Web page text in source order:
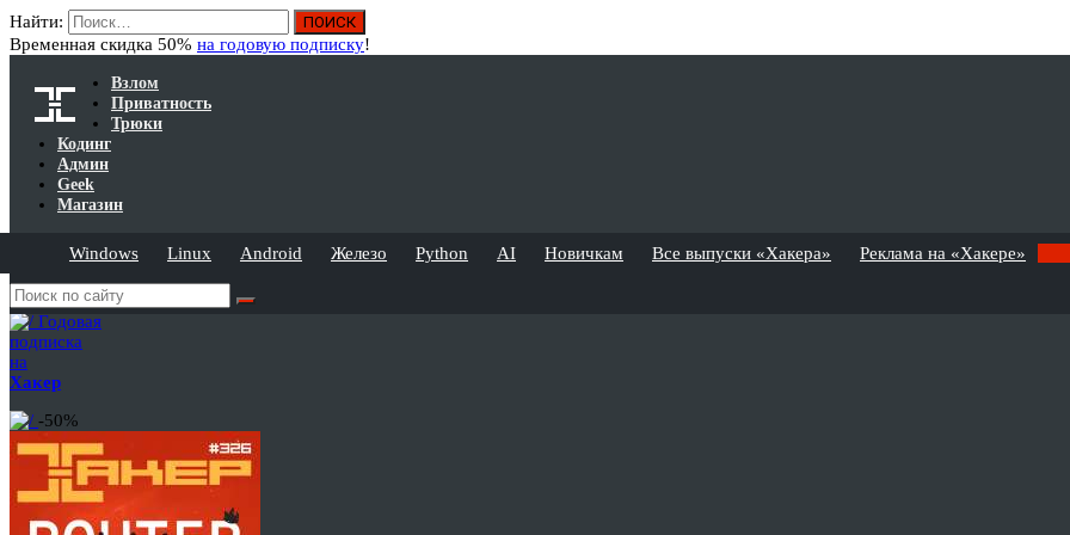
Найти:
Временная скидка 50% на годовую подписку!
Взлом
Приватность
Трюки
Кодинг
Админ
Geek
Магазин
Windows Linux Android Железо Python AI Новичкам Все выпуски «Хакера» Реклама на «Хакере»
Годовая
подписка
на
Хакер
-50%